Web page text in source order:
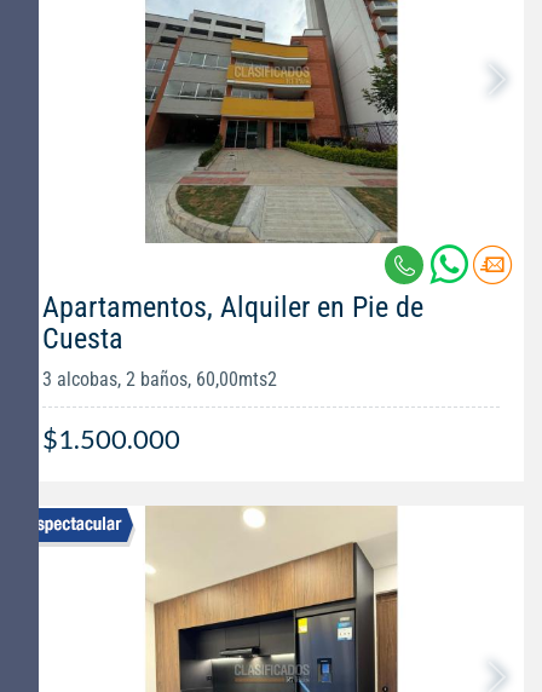
Apartamentos, Alquiler en Pie de
Cuesta
3 alcobas, 2 baños, 60,00mts2
$1.500.000